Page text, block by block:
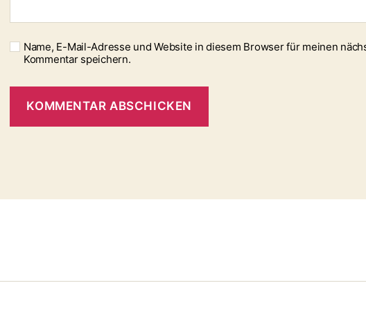
Name, E-Mail-Adresse und Website in diesem Browser für meinen
Kommentar speichern.